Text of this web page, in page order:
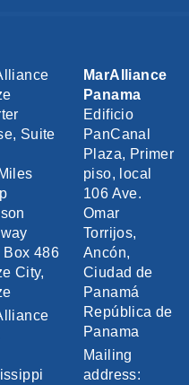
Suite
Box 486
City,
MarAlliance
Panama
Edificio
PanCanal
Plaza, Primer
piso, local
106 Ave.
Omar
Torrijos,
Ancón,
Ciudad de
Panamá
República de
Panama
Mailing
address: